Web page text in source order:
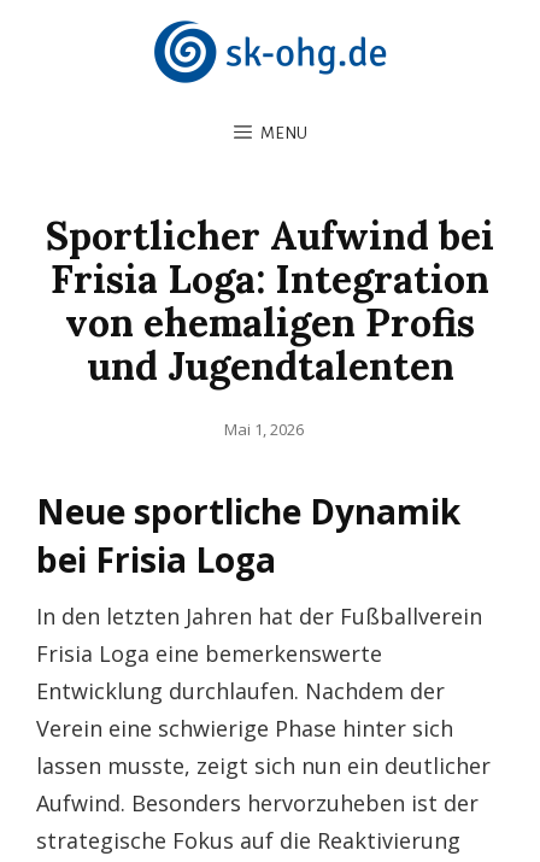
MENU
Sportlicher Aufwind bei
Frisia Loga: Integration
von ehemaligen Profis
und Jugendtalenten
Posted
Mai 1, 2026
Neue sportliche Dynamik
bei Frisia Loga
In den letzten Jahren hat der Fußballverein
Frisia Loga eine bemerkenswerte
Entwicklung durchlaufen. Nachdem der
Verein eine schwierige Phase hinter sich
lassen musste, zeigt sich nun ein deutlicher
Aufwind. Besonders hervorzuheben ist der
strategische Fokus auf die Reaktivierung